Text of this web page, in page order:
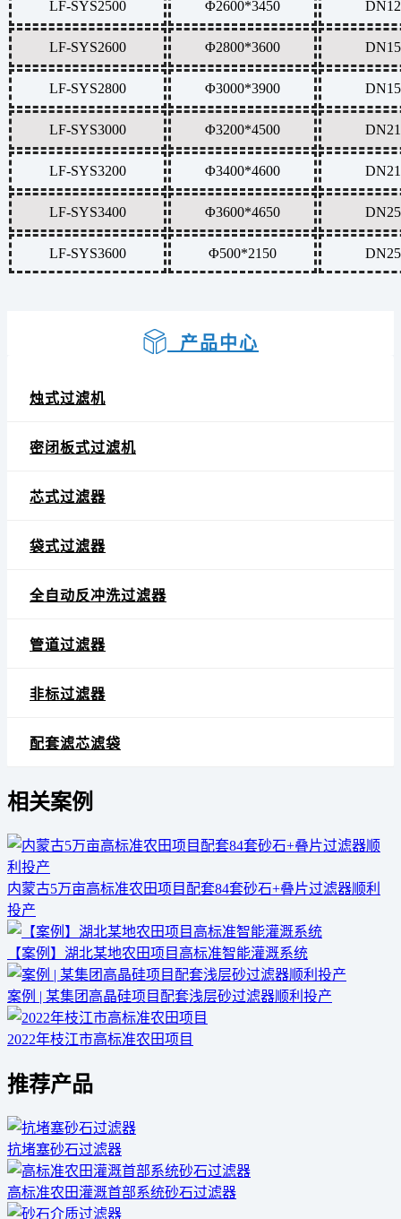
LF-SYS2500 Φ2600*3450
LF-SYS2600 Φ2800*3600
LF-SYS2800 Φ3000*3900
LF-SYS3000 Φ3200*4500
LF-SYS3200 Φ3400*4600
LF-SYS3400 Φ3600*4650
LF-SYS3600 Φ500*2150
产品中心
烛式过滤机
密闭板式过滤机
芯式过滤器
袋式过滤器
全自动反冲洗过滤器
管道过滤器
非标过滤器
配套滤芯滤袋
相关案例
内蒙古5万亩高标准农田项目配套84套砂石+叠片过滤器顺利
投产
【案例】湖北某地农田项目高标准智能灌溉系统
案例 | 某集团高晶硅项目配套浅层砂过滤器顺利投产
2022年枝江市高标准农田项目
推荐产品
抗堵塞砂石过滤器
高标准农田灌溉首部系统砂石过滤器